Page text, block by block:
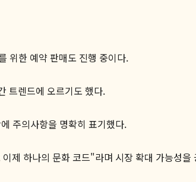
위한 예약 판매도 진행 중이다.
트렌드에 오르기도 했다.
주의사항을 명확히 표기했다.
제 하나의 문화 코드"라며 시장 확대 가능성을